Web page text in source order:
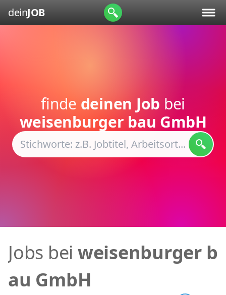
deinJOB
finde deinen Job bei
weisenburger bau GmbH
Jobs bei weisenburger b
au GmbH